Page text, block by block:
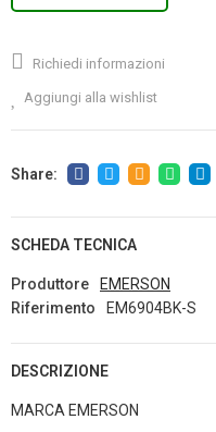
Richiedi informazioni
Aggiungi alla wishlist
SCHEDA TECNICA
Produttore
EMERSON
Riferimento
EM6904BK-S
DESCRIZIONE
MARCA EMERSON